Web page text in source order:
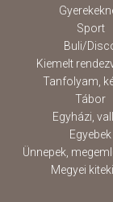
Sport
Buli/
Kiemelt
Tanfolyam,
Tábor
Egyházi,
Egyebek
Ünnepek,
Megyei